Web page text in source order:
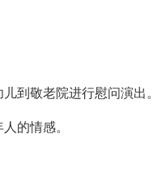
到敬老院进行慰问演出。
的情感。